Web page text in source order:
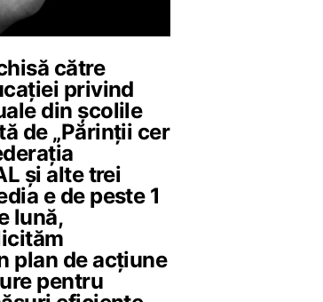
către
privind
din școlile
de „Părinții cer
și alte trei
e de peste 1
lună,
plan de acţiune
pentru